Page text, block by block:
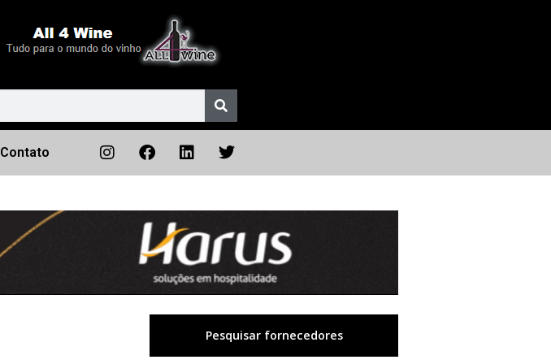
Contato
Próximo
Pesquisar fornecedores